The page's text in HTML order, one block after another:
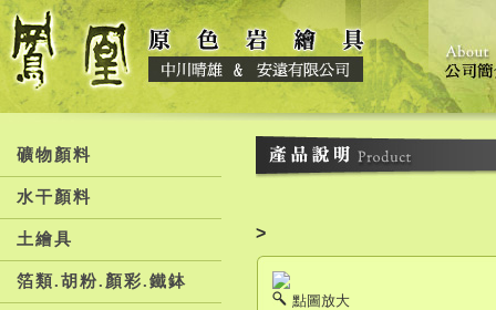
礦物顏料
水干顏料
土繪具
箔類.胡粉.顏彩.鐵鉢
>
點圖放大